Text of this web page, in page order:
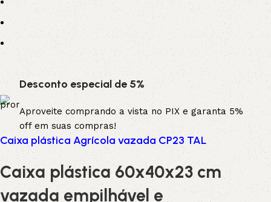
Desconto especial de 5%
Aproveite comprando a vista no PIX e garanta 5%
off em suas compras!
Caixa plástica Agrícola vazada CP23 TAL
Caixa plástica 60x40x23 cm
vazada empilhável e